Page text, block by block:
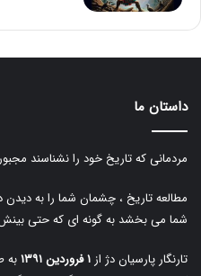
داستان ما
مردمانی که تاریخ خود را نشناسند
مطالعه تاریخ ، چشمان شما را به دیدن
شما می بخشد به گونه ای که حتی
تارنگار پارسیان دژ از ۱ فروردین ۱۳۹۱
به